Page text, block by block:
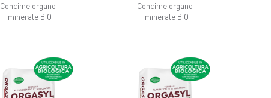
Concime organo-
minerale BIO
Concime organo-
minerale BIO